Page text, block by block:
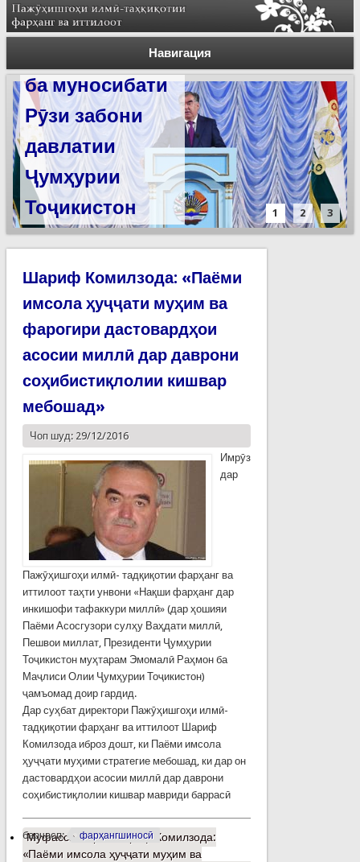
Навигация
Суханронии
Пешвои миллат
ба муносибати
Рӯзи забони
давлатии
Ҷумҳурии
Тоҷикистон
Силсилаи
ёдгориҳои роҳи
абрешим барои
сабт дар
феҳристи
ЮНЕСКО омода
мешаванд
1 2 3
Шариф Комилзода: «Паёми
имсола ҳуҷҷати муҳим ва
фарогири дастовардҳои
асосии миллӣ дар даврони
соҳибистиқлолии кишвар
мебошад»
Чоп шуд: 29/12/2016
Имрӯз
дар
Пажӯҳишгоҳи илмӣ- тадқиқотии фарҳанг ва
иттилоот таҳти унвони «Нақши фарҳанг дар
инкишофи тафаккури миллӣ» (дар ҳошияи
Паёми Асосгузори сулҳу Ваҳдати миллӣ,
Пешвои миллат, Президенти Ҷумҳурии
Тоҷикистон муҳтарам Эмомалӣ Раҳмон ба
Маҷлиси Олии Ҷумҳурии Тоҷикистон)
ҷамъомад доир гардид.
Дар суҳбат директори Пажӯҳишгоҳи илмӣ-
тадқиқотии фарҳанг ва иттилоот Шариф
Комилзода иброз дошт, ки Паёми имсола
ҳуҷҷати муҳими стратегие мебошад, ки дар он
дастовардҳои асосии миллӣ дар даврони
соҳибистиқлолии кишвар мавриди баррасӣ
барчасп: фарҳангшиносӣ
Муфассалтаро Шариф Комилзода:
«Паёми имсола ҳуҷҷати муҳим ва